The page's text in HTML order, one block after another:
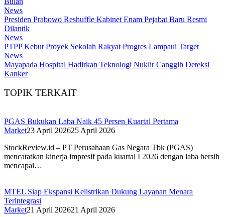
News
Presiden Prabowo Reshuffle Kabinet Enam Pejabat Baru Resmi
Dilantik
News
PTPP Kebut Proyek Sekolah Rakyat Progres Lampaui Target
News
Mayapada Hospital Hadirkan Teknologi Nuklir Canggih Deteksi
Kanker
TOPIK TERKAIT
PGAS Bukukan Laba Naik 45 Persen Kuartal Pertama
Market23 April 202625 April 2026
StockReview.id – PT Perusahaan Gas Negara Tbk (PGAS)
mencatatkan kinerja impresif pada kuartal I 2026 dengan laba bersih
mencapai…
MTEL Siap Ekspansi Kelistrikan Dukung Layanan Menara
Terintegrasi
Market21 April 202621 April 2026